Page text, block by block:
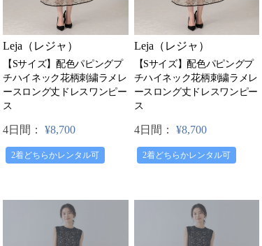
Leja（レジャ）
【Sサイズ】配色パピングプ
チハイネック花柄刺繍ラメレ
ースロング丈ドレスワンピー
ス
4日間： ¥8,700
2着どちらかレンタル可
Leja（レジャ）
【Sサイズ】配色パピングプ
チハイネック花柄刺繍ラメレ
ースロング丈ドレスワンピー
ス
4日間： ¥8,700
2着どちらかレンタル可